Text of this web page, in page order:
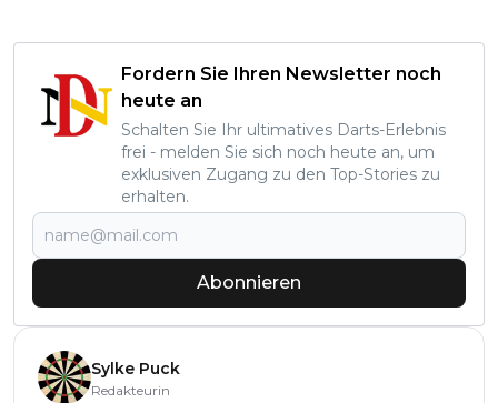
Fordern Sie Ihren Newsletter noch
heute an
Schalten Sie Ihr ultimatives Darts-Erlebnis
frei - melden Sie sich noch heute an, um
exklusiven Zugang zu den Top-Stories zu
erhalten.
Abonnieren
Sylke Puck
Redakteurin